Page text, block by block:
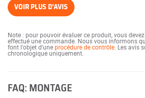
VOIR PLUS D'AVIS
Note : pour pouvoir évaluer ce produit, vous
effectué une commande. Nous vous informons
font l'objet d'uneprocédure de contrôle . Les avis
chronologique uniquement.
FAQ: MONTAGE